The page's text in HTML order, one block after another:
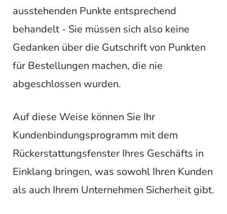
ausstehenden Punkte entsprechend
behandelt - Sie müssen sich also keine
Gedanken über die Gutschrift von Punkten
für Bestellungen machen, die nie
abgeschlossen wurden.
Auf diese Weise können Sie Ihr
Kundenbindungsprogramm mit dem
Rückerstattungsfenster Ihres Geschäfts in
Einklang bringen, was sowohl Ihren Kunden
als auch Ihrem Unternehmen Sicherheit gibt.